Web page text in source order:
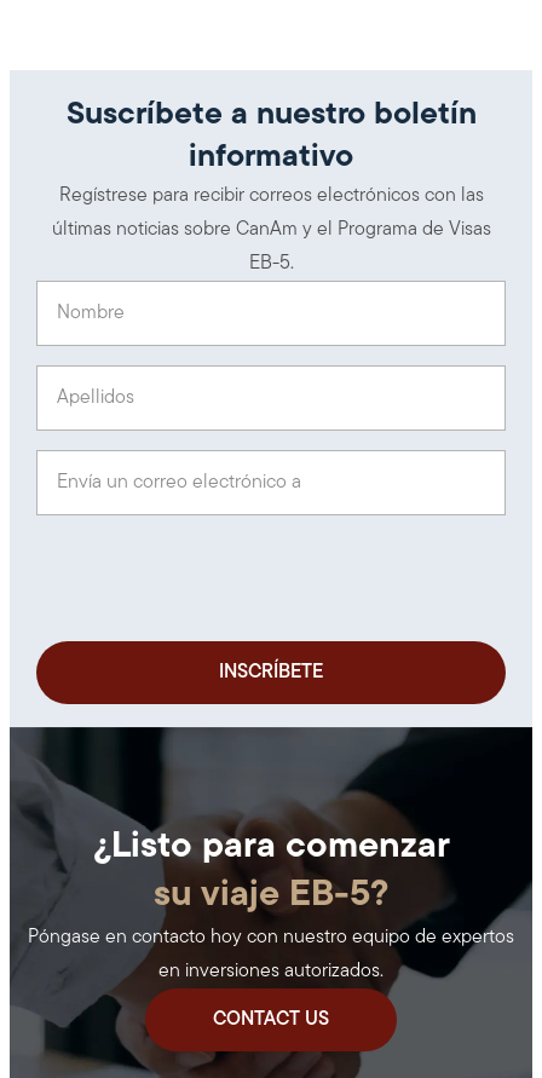
Suscríbete a nuestro boletín
informativo
Regístrese para recibir correos electrónicos con las
últimas noticias sobre CanAm y el Programa de Visas
EB-5.
¿Listo para comenzar
su viaje EB-5?
Póngase en contacto hoy con nuestro equipo de expertos
en inversiones autorizados.
CONTACT US